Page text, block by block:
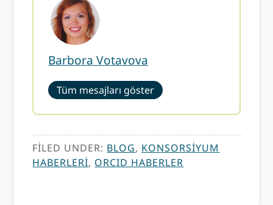
Barbora Votavova
Tüm mesajları göster
FILED UNDER: BLOG, KONSORSIYUM
HABERLERI, ORCID HABERLER